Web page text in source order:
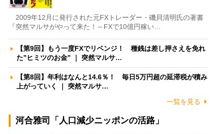
2009年12月に発行された元FXトレーダー・磯貝清明氏の著書
『突然マルサがやって来た！～FXで10億円稼い…
【第9回】もう一度FXでリベンジ！ 種銭は差し押さえを免れ
た”ヒミツのお金” ｜ 突然マルサ…
【第8回】年利はなんと14.6％！ 毎日5万円超の延滞税が積み
上がっていく ｜ 突然マルサ…
一覧を見る
河合雅司「人口減少ニッポンの活路」